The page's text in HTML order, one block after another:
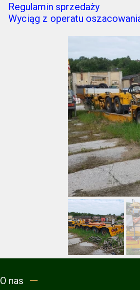
O nas
Regulamin sprzedaży
Wyciąg z operatu